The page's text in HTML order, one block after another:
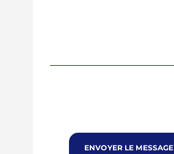
ENVOYER LE MESSAGE